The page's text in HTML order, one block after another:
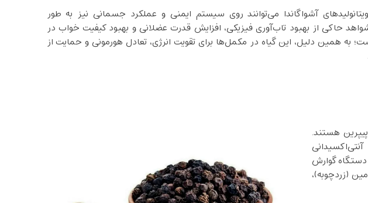
آشواگاندا می‌توانند روی سیستم ایمنی و عملکرد جسمانی نیز به طور
حاکی از بهبود تاب‌آوری فیزیکی، افزایش قدرت عضلانی و بهبود کیفیت خواب در
به ‌همین دلیل، این گیاه در مکمل‌ها برای تقویت انرژی، تعادل هورمونی و حمایت از
هستند.
دستگاه گوارش
(زردچوبه)،